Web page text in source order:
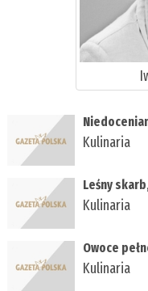
Kulinaria
Leśny
Kulinaria
Owoce
Kulinaria